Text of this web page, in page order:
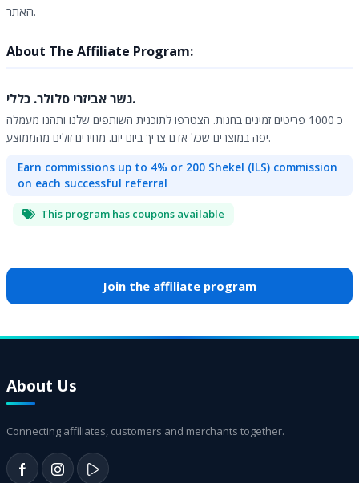
האתר.
About The Affiliate Program:
נשר אביזרי סלולר. כללי.
כ 1000 פריטים זמינים בחנות. הצטרפו לתוכנית השותפים שלנו ותהנו מעמלה
יפה במוצרים שכל אדם צריך ביום יום. מחירים זולים מהממוצע.
Earn commissions up to 4% or 200 Shekel (ILS) commission
on each successful referral
This program has coupons available
Join the affiliate program
About Us
Connecting affiliates, customers and merchants together.